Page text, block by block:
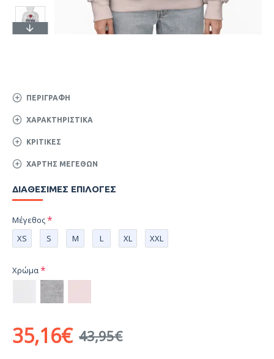
ΠΕΡΙΓΡΑΦΉ
ΧΑΡΑΚΤΗΡΙΣΤΙΚΆ
ΚΡΙΤΙΚΈΣ
ΧΆΡΤΗΣ ΜΕΓΕΘΏΝ
35,16€ 43,95€
ΔΙΑΘΈΣΙΜΕΣ ΕΠΙΛΟΓΈΣ
Μέγεθος
XS
S M L XL XXL
Χρώμα